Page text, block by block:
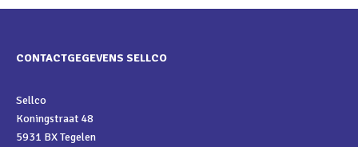
CONTACTGEGEVENS SELLCO
Sellco
Koningstraat 48
5931 BX Tegelen